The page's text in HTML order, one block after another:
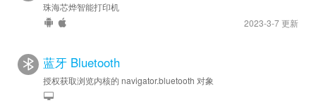
珠海芯烨智能打印机
2023-3-7 更新
蓝牙 Bluetooth
授权获取浏览内核的 navigator.bluetooth 对象